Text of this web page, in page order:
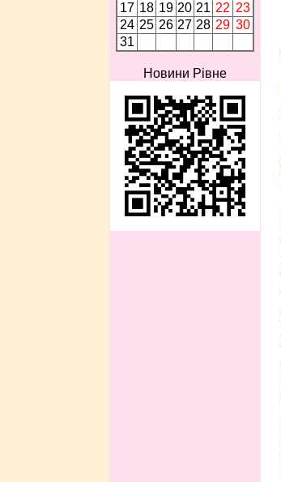
17 18 19 20 21 22 23
24 25 26 27 28 29 30
31
Новини Рівне